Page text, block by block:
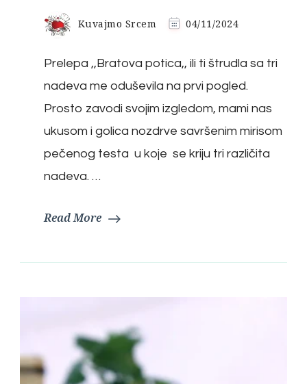
Kuvajmo Srcem 04/11/2024
Prelepa ,,Bratova potica,, ili ti štrudla sa tri
nadeva me oduševila na prvi pogled.
Prosto zavodi svojim izgledom, mami nas
ukusom i golica nozdrve savršenim mirisom
pečenog testa u koje se kriju tri različita
nadeva. …
Read More